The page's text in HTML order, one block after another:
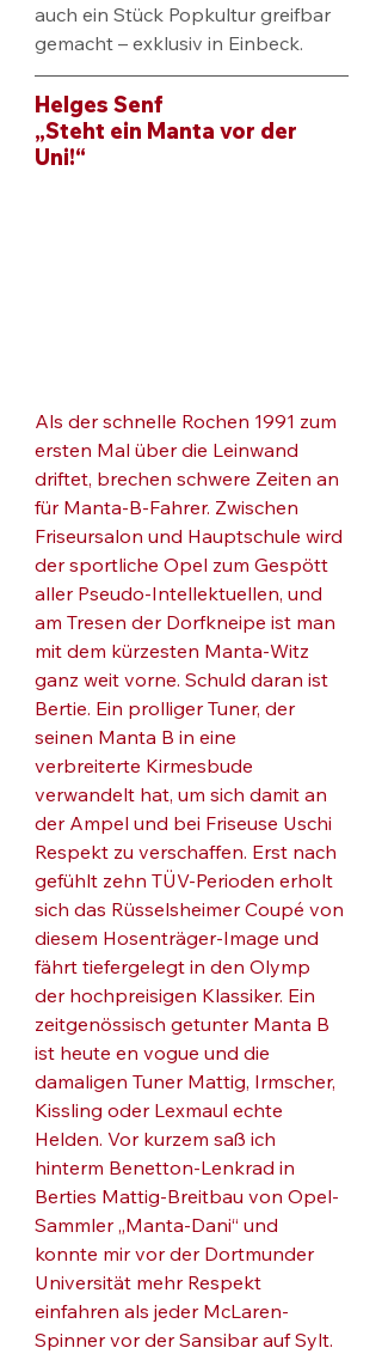
auch ein Stück Popkultur greifbar
gemacht – exklusiv in Einbeck.
Helges Senf
„Steht ein Manta vor der
Uni!“
Als der schnelle Rochen 1991 zum
ersten Mal über die Leinwand
driftet, brechen schwere Zeiten an
für Manta-B-Fahrer. Zwischen
Friseursalon und Hauptschule wird
der sportliche Opel zum Gespött
aller Pseudo-Intellektuellen, und
am Tresen der Dorfkneipe ist man
mit dem kürzesten Manta-Witz
ganz weit vorne. Schuld daran ist
Bertie. Ein prolliger Tuner, der
seinen Manta B in eine
verbreiterte Kirmesbude
verwandelt hat, um sich damit an
der Ampel und bei Friseuse Uschi
Respekt zu verschaffen. Erst nach
gefühlt zehn TÜV-Perioden erholt
sich das Rüsselsheimer Coupé von
diesem Hosenträger-Image und
fährt tiefergelegt in den Olymp
der hochpreisigen Klassiker. Ein
zeitgenössisch getunter Manta B
ist heute en vogue und die
damaligen Tuner Mattig, Irmscher,
Kissling oder Lexmaul echte
Helden. Vor kurzem saß ich
hinterm Benetton-Lenkrad in
Berties Mattig-Breitbau von Opel-
Sammler „Manta-Dani“ und
konnte mir vor der Dortmunder
Universität mehr Respekt
einfahren als jeder McLaren-
Spinner vor der Sansibar auf Sylt.